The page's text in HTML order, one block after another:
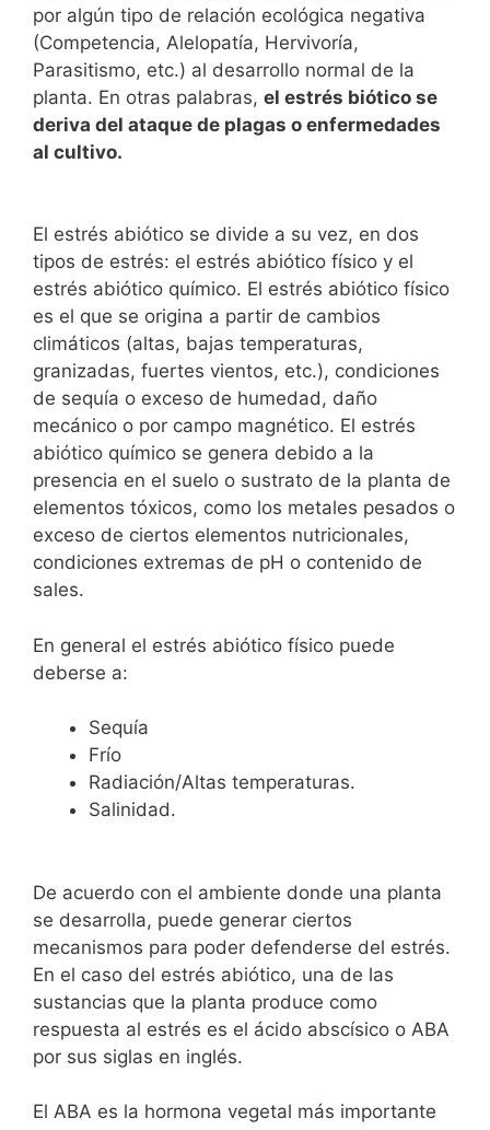
por algún tipo de relación ecológica negativa
(Competencia, Alelopatía, Hervivoría,
Parasitismo, etc.) al desarrollo normal de la
planta. En otras palabras, el estrés biótico se
deriva del ataque de plagas o enfermedades
al cultivo.
El estrés abiótico se divide a su vez, en dos
tipos de estrés: el estrés abiótico físico y el
estrés abiótico químico. El estrés abiótico físico
es el que se origina a partir de cambios
climáticos (altas, bajas temperaturas,
granizadas, fuertes vientos, etc.), condiciones
de sequía o exceso de humedad, daño
mecánico o por campo magnético. El estrés
abiótico químico se genera debido a la
presencia en el suelo o sustrato de la planta de
elementos tóxicos, como los metales pesados o
exceso de ciertos elementos nutricionales,
condiciones extremas de pH o contenido de
sales.
En general el estrés abiótico físico puede
deberse a:
Sequía
Frío
Radiación/Altas temperaturas.
Salinidad.
De acuerdo con el ambiente donde una planta
se desarrolla, puede generar ciertos
mecanismos para poder defenderse del estrés.
En el caso del estrés abiótico, una de las
sustancias que la planta produce como
respuesta al estrés es el ácido abscísico o ABA
por sus siglas en inglés.
El ABA es la hormona vegetal más importante